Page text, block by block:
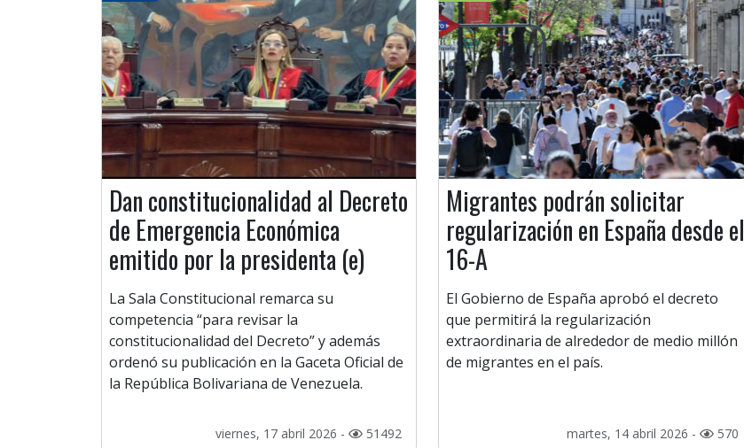
Dan constitucionalidad al Decreto
de Emergencia Económica
emitido por la presidenta (e)
La Sala Constitucional remarca su
competencia “para revisar la
constitucionalidad del Decreto” y además
ordenó su publicación en la Gaceta Oficial de
la República Bolivariana de Venezuela.
viernes, 17 abril 2026 - 51492
Migrantes podrán solicitar
regularización en España desde el
16-A
El Gobierno de España aprobó el decreto
que permitirá la regularización
extraordinaria de alrededor de medio millón
de migrantes en el país.
martes, 14 abril 2026 - 570